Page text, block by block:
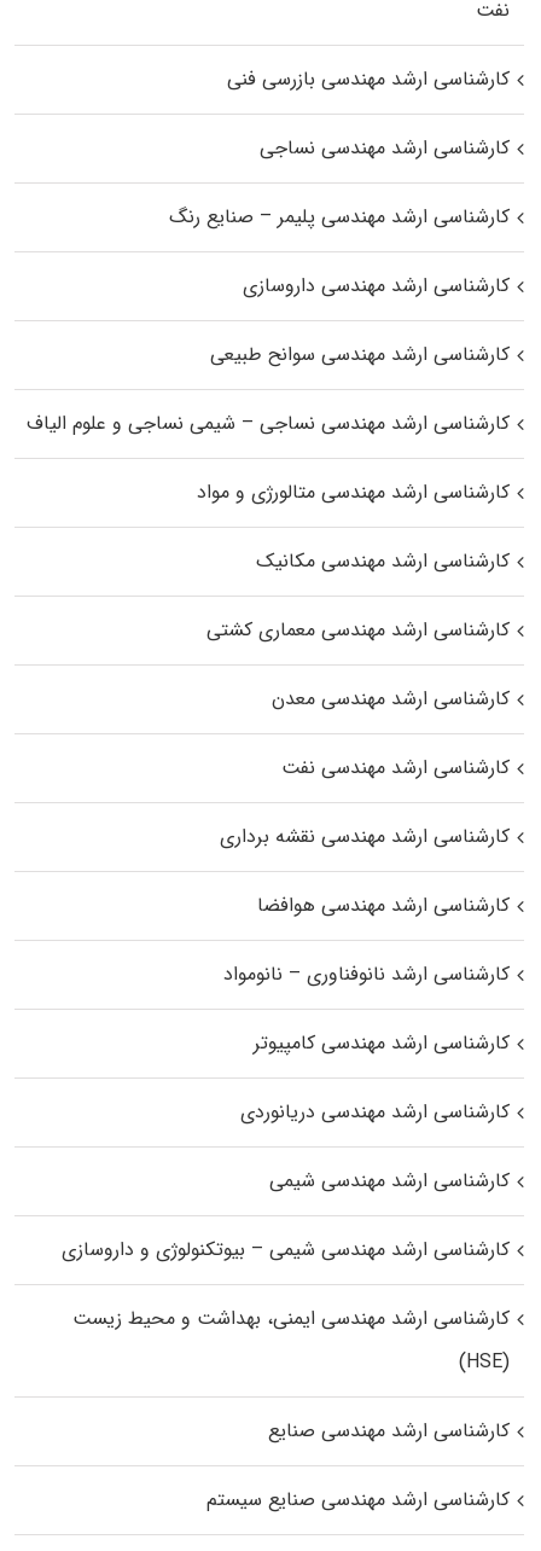
نفت
کارشناسی ارشد مهندسی بازرسی فنی
کارشناسی ارشد مهندسی نساجی
کارشناسی ارشد مهندسی پلیمر – صنایع رنگ
کارشناسی ارشد مهندسی داروسازی
کارشناسی ارشد مهندسی سوانح طبیعی
کارشناسی ارشد مهندسی نساجی – شیمی نساجی و علوم الیاف
کارشناسی ارشد مهندسی متالورژی و مواد
کارشناسی ارشد مهندسی مکانیک
کارشناسی ارشد مهندسی معماری کشتی
کارشناسی ارشد مهندسی معدن
کارشناسی ارشد مهندسی نفت
کارشناسی ارشد مهندسی نقشه برداری
کارشناسی ارشد مهندسی هوافضا
کارشناسی ارشد نانوفناوری – نانومواد
کارشناسی ارشد مهندسی کامپیوتر
کارشناسی ارشد مهندسی دریانوردی
کارشناسی ارشد مهندسی شیمی
کارشناسی ارشد مهندسی شیمی – بیوتکنولوژی و داروسازی
کارشناسی ارشد مهندسی ایمنی، بهداشت و محیط زیست
(HSE)
کارشناسی ارشد مهندسی صنایع
کارشناسی ارشد مهندسی صنایع سیستم